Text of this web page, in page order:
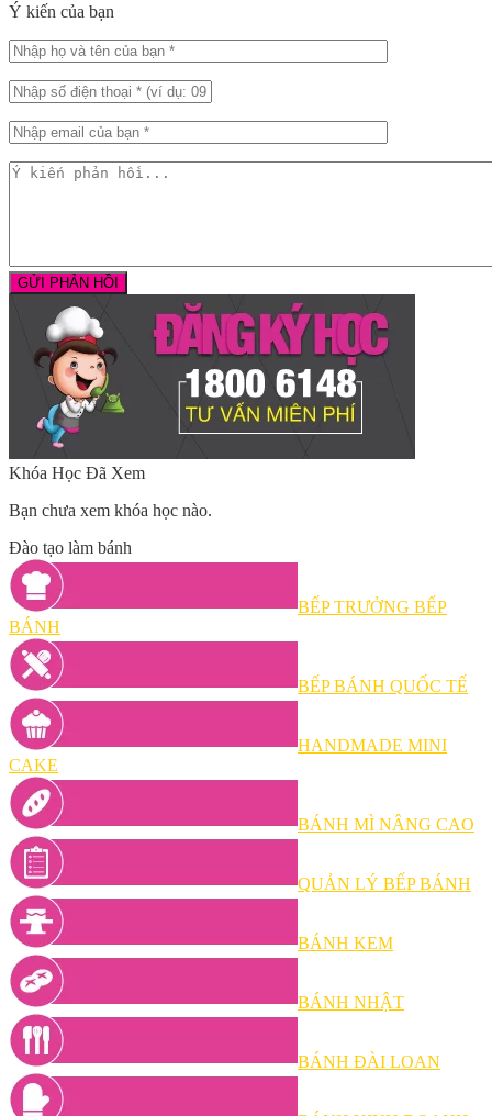
Ý kiến của bạn
Khóa Học Đã Xem
Bạn chưa xem khóa học nào.
Đào tạo làm bánh
BẾP TRƯỞNG BẾP
BÁNH
BẾP BÁNH QUỐC TẾ
HANDMADE MINI
CAKE
BÁNH MÌ NÂNG CAO
QUẢN LÝ BẾP BÁNH
BÁNH KEM
BÁNH NHẬT
BÁNH ĐÀI LOAN